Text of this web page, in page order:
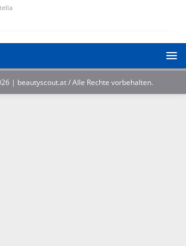
| beautyscout.at / Alle Rechte vorbehalten.